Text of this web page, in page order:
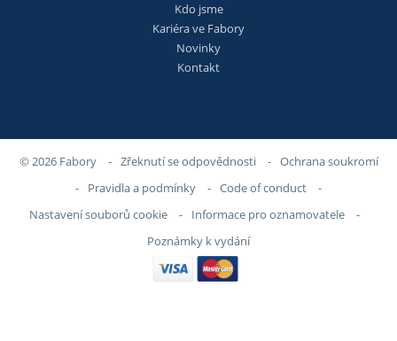
Kdo jsme
Kariéra ve Fabory
Novinky
Kontakt
© 2026 Fabory - Zřeknutí se odpovědnosti - Ochrana soukromí
-
Pravidla a podmínky - Code of conduct
-
Nastavení souborů cookie
- Informace pro oznamovatele
-
Poznámky k vydání